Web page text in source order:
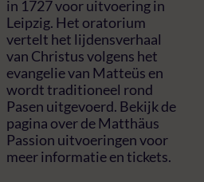
in 1727 voor uitvoering in
Leipzig. Het oratorium
vertelt het lijdensverhaal
van Christus volgens het
evangelie van Matteüs en
wordt traditioneel rond
Pasen uitgevoerd. Bekijk de
pagina over de Matthäus
Passion uitvoeringen voor
meer informatie en tickets.